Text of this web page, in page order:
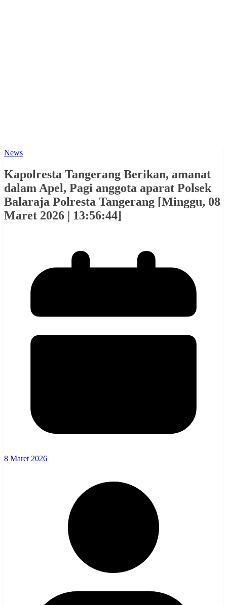
News
Kapolresta Tangerang Berikan, amanat
dalam Apel, Pagi anggota aparat Polsek
Balaraja Polresta Tangerang [Minggu, 08
Maret 2026 | 13:56:44]
8 Maret 2026